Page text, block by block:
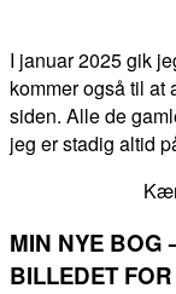
I januar 2025 gik
kommer også til at
siden. Alle de
jeg er stadig altid
MIN NYE BOG
BILLEDET